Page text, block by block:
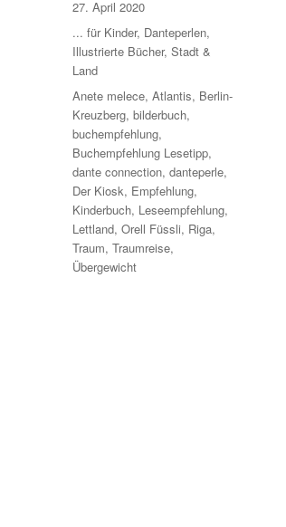
Veröffentlicht
am
27. April 2020
Kategorien
... für Kinder, Danteperlen,
Illustrierte Bücher,Stadt &
Land
Schlagwörter
Anete melece,Atlantis, Berlin-
Kreuzberg,bilderbuch,
buchempfehlung,
Buchempfehlung Lesetipp,
dante connection,danteperle,
Der Kiosk, Empfehlung,
Kinderbuch, Leseempfehlung,
Lettland,Orell Füssli, Riga,
Traum,Traumreise,
Übergewicht